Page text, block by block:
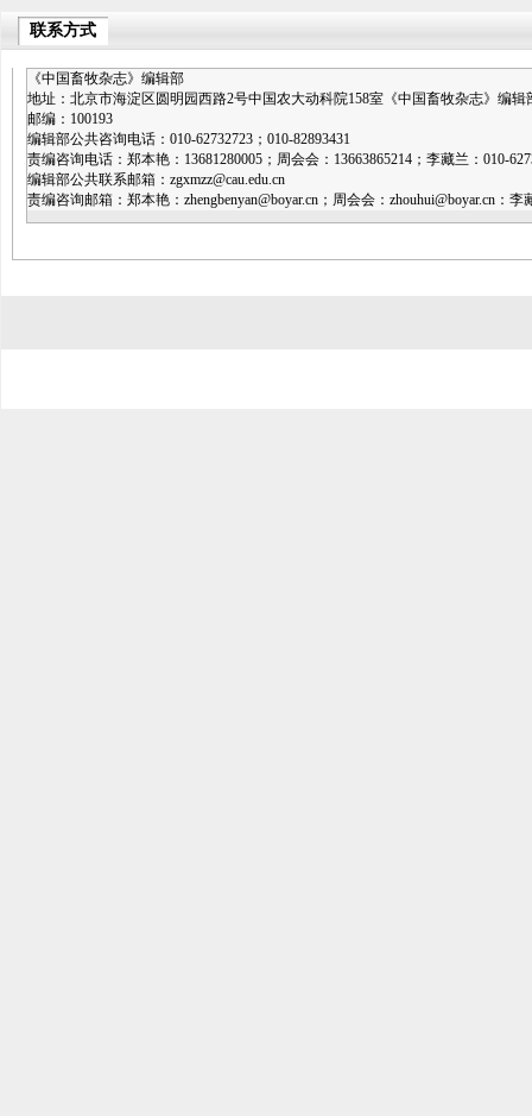
联系方式
《中国畜牧杂志》编辑部
地址：北京市海淀区圆明园西路2号中国农大动科院158室《中国畜牧杂志》编辑
邮编：100193
编辑部公共咨询电话：010-62732723；010-82893431
责编咨询电话：郑本艳：13681280005；周会会：13663865214；李藏兰：010-
编辑部公共联系邮箱：zgxmzz@cau.edu.cn
责编咨询邮箱：郑本艳：zhengbenyan@boyar.cn；周会会：zhouhui@boyar.cn：李